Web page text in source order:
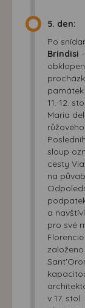
5. den:
Po
Brindisi
11.-12.
Maria
sloup
cesty
na
a
pro své
v 17.